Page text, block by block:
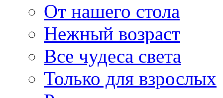
От нашего стола
Нежный возраст
Все чудеса света
Только для взрослых